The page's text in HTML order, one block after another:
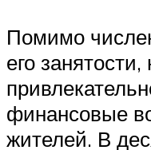
Помимо
его
финансовые
жителей. В